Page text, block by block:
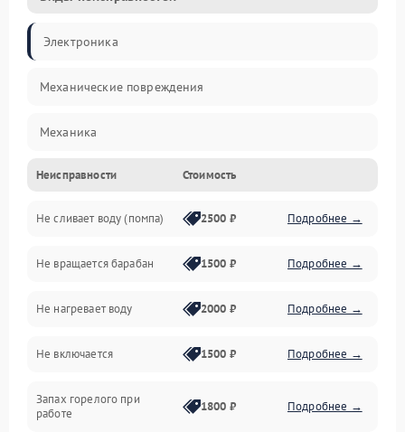
Электроника
Механические повреждения
Механика
Электропитание
Водоснабжение
Слив
Программное обеспечение
Неисправности Стоимость
Не сливает воду (помпа) 2500 ₽ Подробнее →
Не вращается барабан 1500 ₽ Подробнее →
Не нагревает воду 2000 ₽ Подробнее →
Не включается 1500 ₽ Подробнее →
Запах горелого при
работе
1800 ₽ Подробнее →